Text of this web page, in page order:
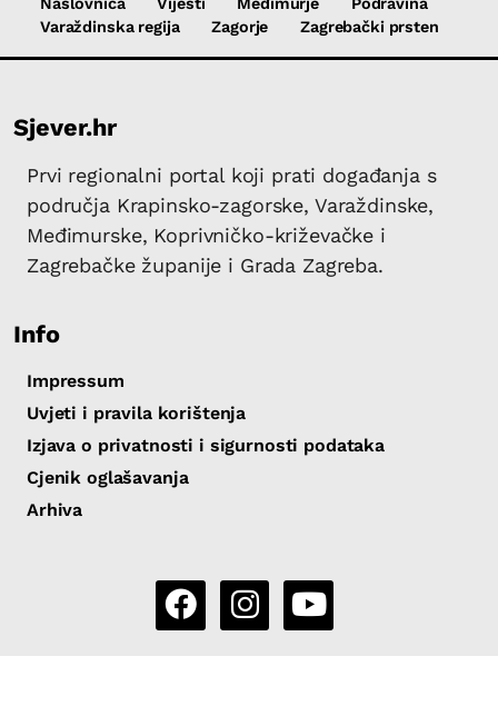
Naslovnica Vijesti Međimurje
Podravina
Varaždinska regija
Zagorje Zagrebački prsten
Sjever.hr
Prvi regionalni portal koji prati događanja s
područja Krapinsko-zagorske, Varaždinske,
Međimurske, Koprivničko-križevačke i
Zagrebačke županije i Grada Zagreba.
Info
Impressum
Uvjeti i pravila korištenja
Izjava o privatnosti i sigurnosti podataka
Cjenik oglašavanja
Arhiva